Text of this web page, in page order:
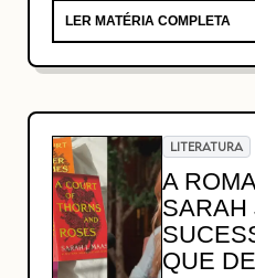
LER MATÉRIA COMPLETA
LITERATURA
A
SARAH
QUE